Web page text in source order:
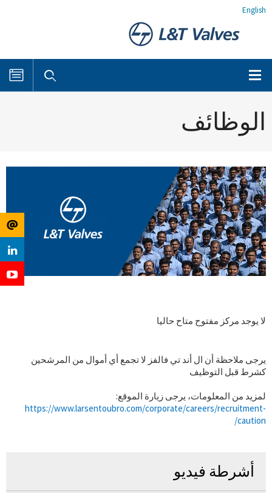
English
الوظائف
لا يوجد مركز مفتوح متاح حاليا
يرجى ملاحظة أن ال أند تي فالفز لا تجمع أي أموال من المرشحين
كشرط قبل التوظيف
لمزيد من المعلومات، يرجى زيارة الموقع:
https://www.larsentoubro.com/corporate/careers/recruitment-
caution/
أشرطة فيديو